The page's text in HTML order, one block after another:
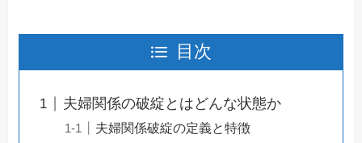
目次
夫婦関係の破綻とはどんな状態か
夫婦関係破綻の定義と特徴